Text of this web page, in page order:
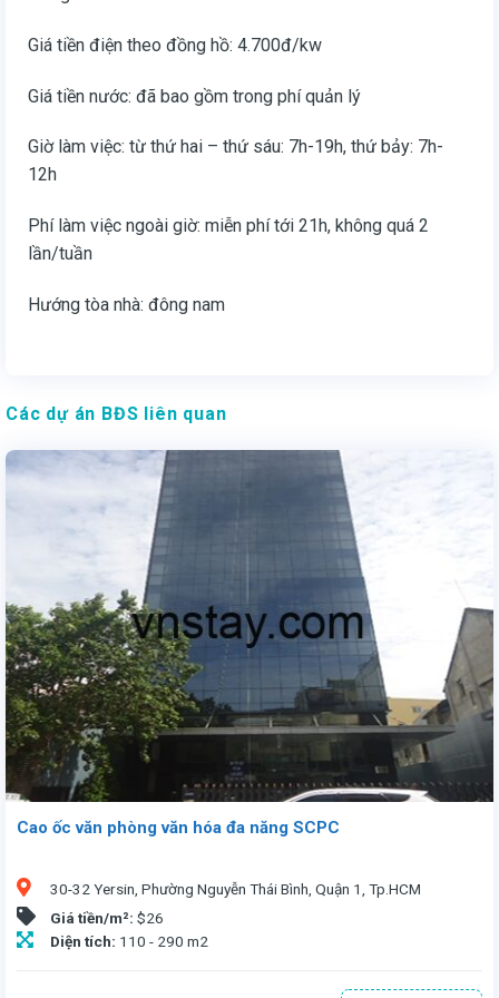
Giá tiền điện theo đồng hồ: 4.700đ/kw
Giá tiền nước: đã bao gồm trong phí quản lý
Giờ làm việc: từ thứ hai – thứ sáu: 7h-19h, thứ bảy: 7h-
12h
Phí làm việc ngoài giờ: miễn phí tới 21h, không quá 2
lần/tuần
Hướng tòa nhà: đông nam
Các dự án BĐS liên quan
Cao ốc văn phòng văn hóa đa năng SCPC
30-32 Yersin, Phường Nguyễn Thái Bình, Quận 1, Tp.HCM
Giá tiền/m²: $26
Diện tích: 110 - 290 m2